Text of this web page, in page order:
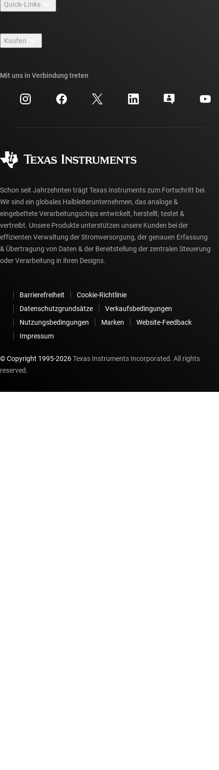
Stellenangebote
Newsroom
Veranstaltungen
Investorenbeziehungen
Quick-Links
TI E2E™-Design-Support-Foren
Querverweis-Suche
Kundensupportzentrum
myTI-Konto FAQs
Kaufen
Häufig gestellte Fragen zu Bestellungen
Mit uns in Verbindung treten
Schon seit Jahrzehnten trägt Texas Instruments zum Fortschritt bei.
Wir sind ein globales Halbleiterunternehmen, das analoge &
eingebettete Verarbeitungschips entwickelt, herstellt, testet &
vertreibt. Unsere Produkte unterstützen unsere Kunden bei der
effizienten Verwaltung der Stromversorgung, der genauen Erfassung
& Übertragung von Daten & der Bereitstellung der zentralen Steuerung
oder Verarbeitung in ihren Designs.
Barrierefreiheit
Cookie-Richtlinie
Datenschutzgrundsätze
Verkaufsbedingungen
Nutzungsbedingungen
Marken
Website-Feedback
Impressum
© Copyright 1995-2026Texas Instruments Incorporated. All rights
reserved.